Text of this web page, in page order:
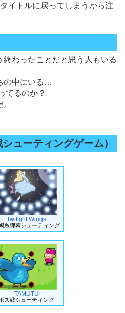
イトルに戻ってしまうから注
終わったことだと思う人もいる
の中にいる…
てるのか？
ューティングゲーム）
Twilight Wings
系弾幕シューティング
TAMUTU
ス戦シューティング